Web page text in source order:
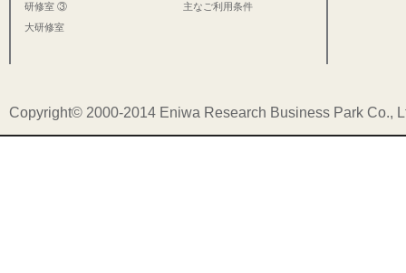
研修室 ③
大研修室
主なご利用条件
Copyright© 2000-2014 Eniwa Research Business Park Co.,